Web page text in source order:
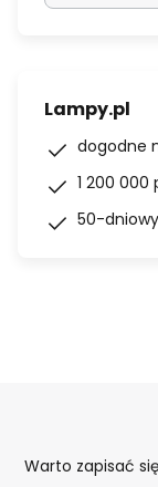
Lampy.pl
dogodne
1 200
50-
Warto zapisać